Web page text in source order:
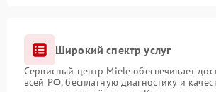
Широкий спектр услуг
Сервисный центр Miele обеспечивает
всей РФ, бесплатную диагностику и